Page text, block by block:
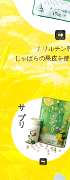
ナリルチン
じゃばらの果皮を
サプリ